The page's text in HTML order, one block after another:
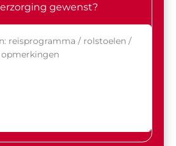
gewenst?